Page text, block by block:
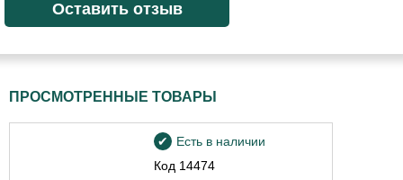
ПРОСМОТРЕННЫЕ ТОВАРЫ
Код 14474
Есть в наличии